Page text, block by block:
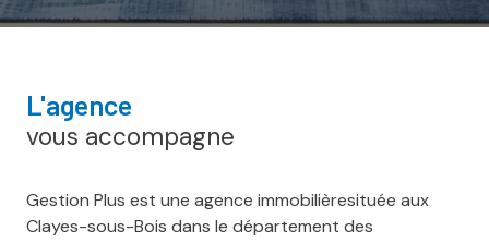
l'agence
vous accompagne
Gestion Plus est une agence immobilièresituée aux
Clayes-sous-Bois dans le département des